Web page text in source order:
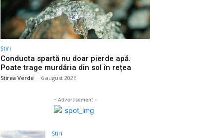
Știri
Conducta spartă nu doar pierde apă.
Poate trage murdăria din sol în rețea
Stirea Verde - 6 august 2026
- Advertisement -
Știri